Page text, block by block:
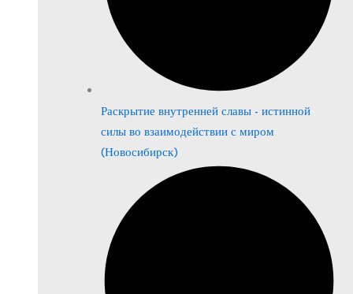
Раскрытие внутренней славы - истинной
силы во взаимодействии с миром
(Новосибирск)